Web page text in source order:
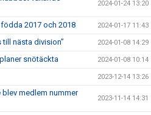
2024-01-24 13:20
2017 och 2018 2024-01-17 11:43
till nästa division” 2024-01-08 14:29
snötäckta 2024-01-08 10:14
2023-12-14 13:26
blev medlem nummer
2023-11-14 14:31